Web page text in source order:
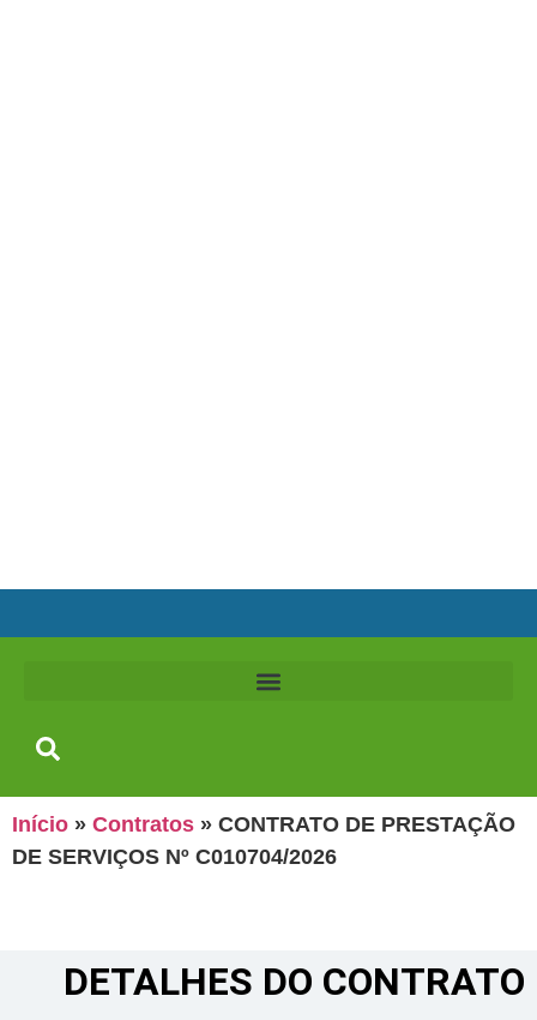
Início » Contratos » CONTRATO DE PRESTAÇÃO
DE SERVIÇOS Nº C010704/2026
DETALHES DO CONTRATO​